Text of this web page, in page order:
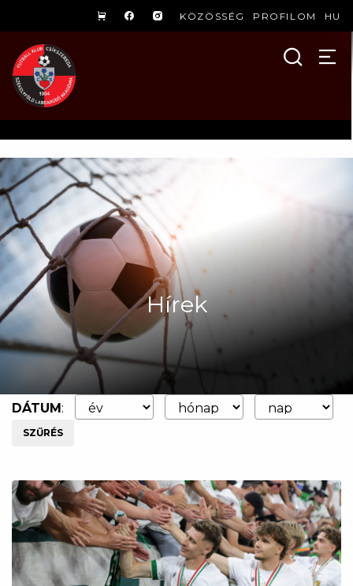
KÖZÖSSÉG PROFILOM HU
Hírek
DÁTUM:
SZŰRÉS